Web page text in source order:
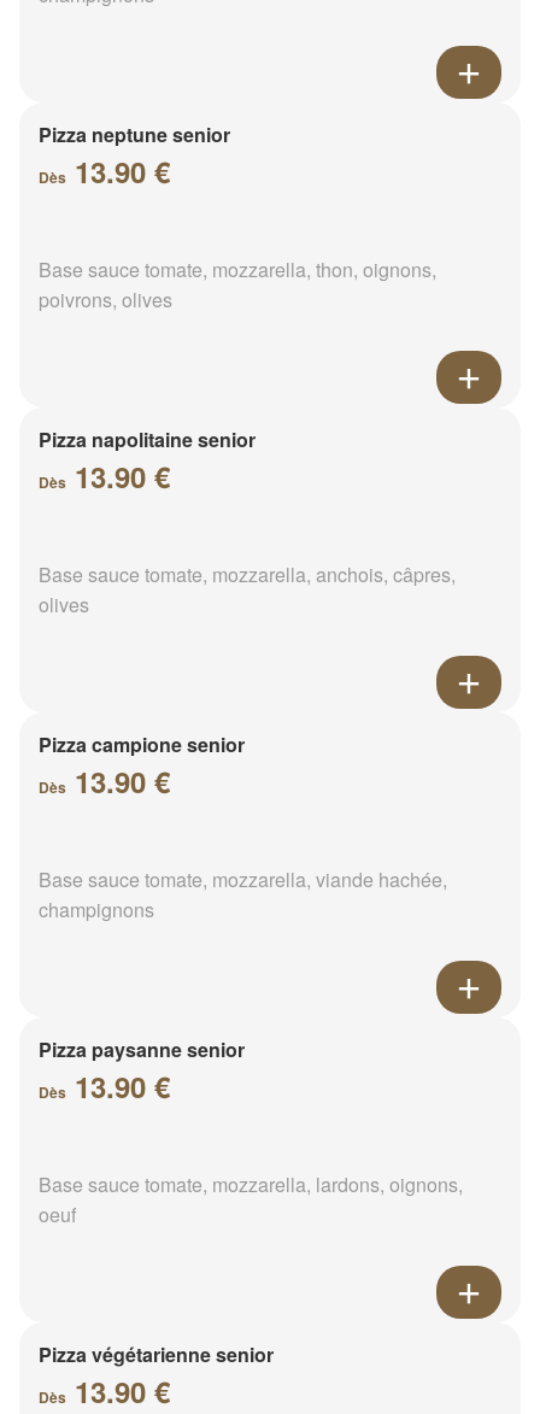
Pizza neptune senior
Dès 13.90 €
Base sauce tomate, mozzarella, thon, oignons,
poivrons, olives
Pizza napolitaine senior
Dès 13.90 €
Base sauce tomate, mozzarella, anchois, câpres,
olives
Pizza campione senior
Dès 13.90 €
Base sauce tomate, mozzarella, viande hachée,
champignons
Pizza paysanne senior
Dès 13.90 €
Base sauce tomate, mozzarella, lardons, oignons,
oeuf
Pizza végétarienne senior
Dès 13.90 €